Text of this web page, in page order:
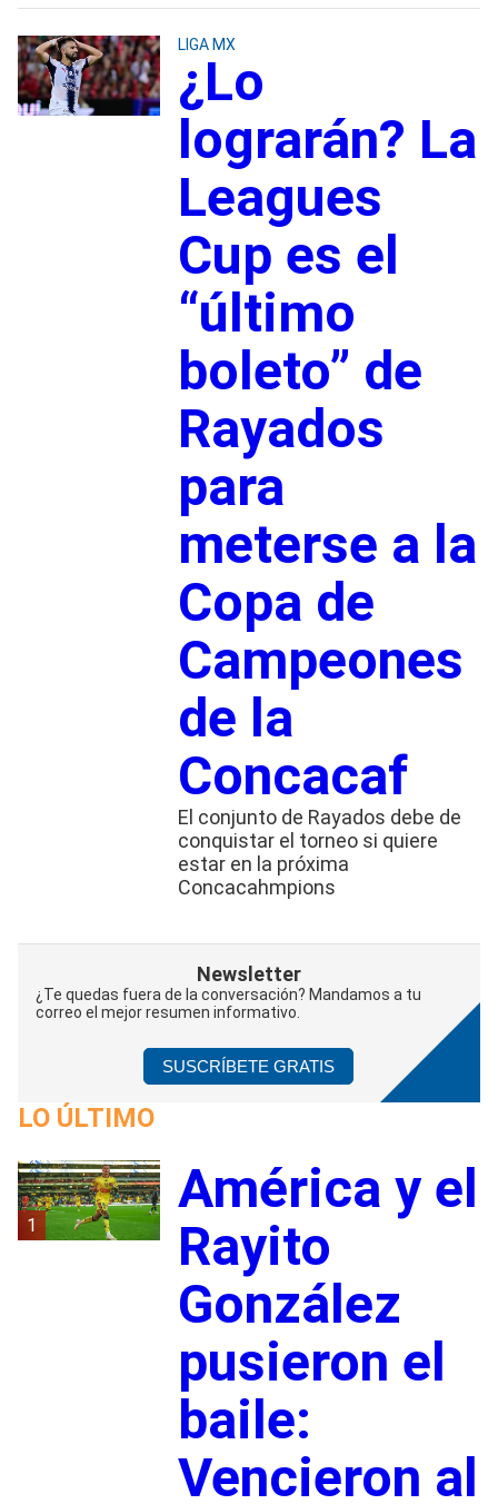
LIGA MX
¿Lo
lograrán? La
Leagues
Cup es el
“último
boleto” de
Rayados
para
meterse a la
Copa de
Campeones
de la
Concacaf
El conjunto de Rayados debe de
conquistar el torneo si quiere
estar en la próxima
Concacahmpions
Newsletter
¿Te quedas fuera de la conversación? Mandamos a tu
correo el mejor resumen informativo.
SUSCRÍBETE GRATIS
LO ÚLTIMO
1
América y el
Rayito
González
pusieron el
baile:
Vencieron al